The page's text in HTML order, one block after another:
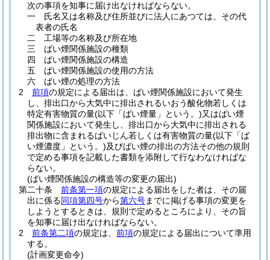
次の事項を知事に届け出なければならない。
一
氏名又は名称及び住所並びに法人にあつては、その代
表者の氏名
二
工場等の名称及び所在地
三
ばい煙関係施設の種類
四
ばい煙関係施設の構造
五
ばい煙関係施設の使用の方法
六
ばい煙の処理の方法
2
前項の規定による届出は、ばい煙関係施設において発生
し、排出口から大気中に排出されるいおう酸化物若しくは
特定有害物質の量(以下「ばい煙量」という。)又はばい煙
関係施設において発生し、排出口から大気中に排出される
排出物に含まれるばいじん若しくは有害物質の量(以下「ば
い煙濃度」という。)及びばい煙の排出の方法その他の規則
で定める事項を記載した書類を添附して行なわなければな
らない。
(ばい煙関係施設の構造等の変更の届出)
第二十条
前条第一項の規定による届出をした者は、その届
出に係る同項第四号から第六号までに掲げる事項の変更を
しようとするときは、規則で定めるところにより、その旨
を知事に届け出なければならない。
2
前条第二項の規定は、 前項の規定による届出について準用
する。
(計画変更命令)